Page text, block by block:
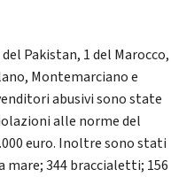
Pakistan, 1 del Marocco,
Montemarciano e
abusivi sono state
alle norme del
euro. Inoltre sono stati
344 braccialetti; 156